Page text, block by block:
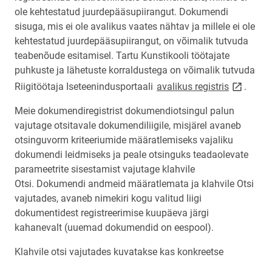
ole kehtestatud juurdepääsupiirangut. Dokumendi
sisuga, mis ei ole avalikus vaates nähtav ja millele ei ole
kehtestatud juurdepääsupiirangut, on võimalik tutvuda
teabenõude esitamisel. Tartu Kunstikooli töötajate
puhkuste ja lähetuste korraldustega on võimalik tutvuda
Riigitöötaja Iseteenindusportaali avalikus registrislink.
Meie dokumendiregistrist dokumendiotsingul palun
vajutage otsitavale dokumendiliigile, misjärel avaneb
otsinguvorm kriteeriumide määratlemiseks vajaliku
dokumendi leidmiseks ja peale otsinguks teadaolevate
parameetrite sisestamist vajutage klahvile
Otsi. Dokumendi andmeid määratlemata ja klahvile Otsi
vajutades, avaneb nimekiri kogu valitud liigi
dokumentidest registreerimise kuupäeva järgi
kahanevalt (uuemad dokumendid on eespool).
Klahvile otsi vajutades kuvatakse kas konkreetse